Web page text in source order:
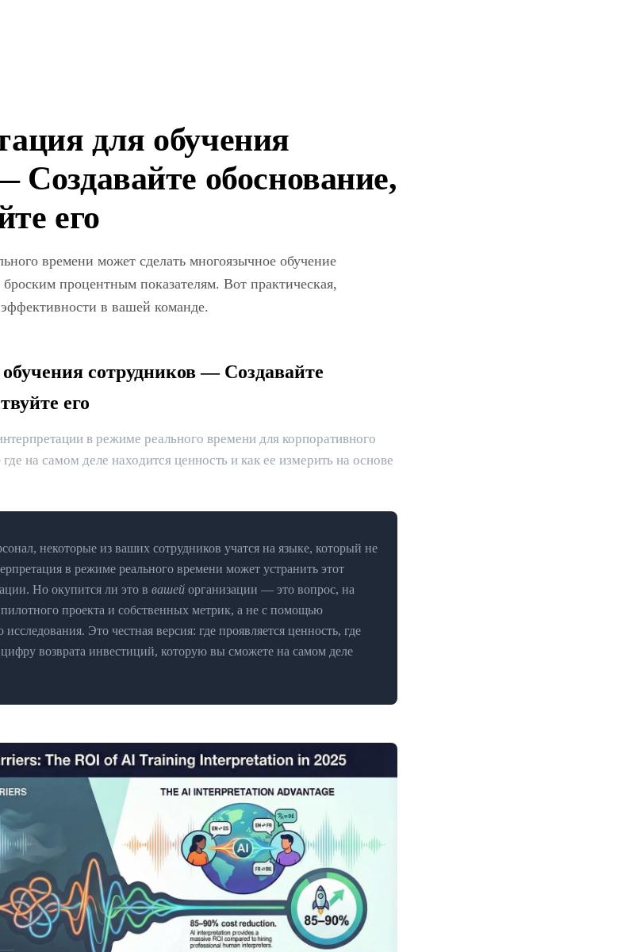
для обучения
Создавайте обоснование,
его
времени может сделать многоязычное обучение
процентным показателям. Вот практическая,
в вашей команде.
сотрудников — Создавайте
его
в режиме реального времени для корпоративного
на самом деле находится ценность и как ее измерить на основе
некоторые из ваших сотрудников учатся на языке, который не
в режиме реального времени может устранить этот
Но окупится ли это в вашей организации — это вопрос, на
проекта и собственных метрик, а не с помощью
Это честная версия: где проявляется ценность, где
цифру возврата инвестиций, которую вы сможете на самом деле